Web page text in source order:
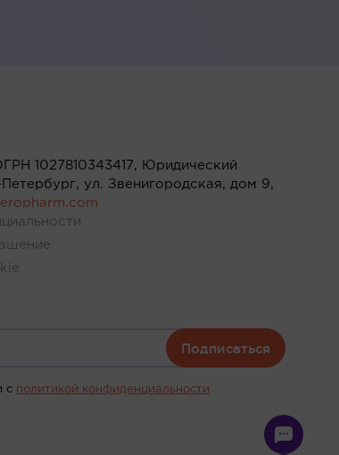
1027810343417, Юридический
Петербург, ул. Звенигородская, дом 9,
Подписаться
c политикой конфиденциальности